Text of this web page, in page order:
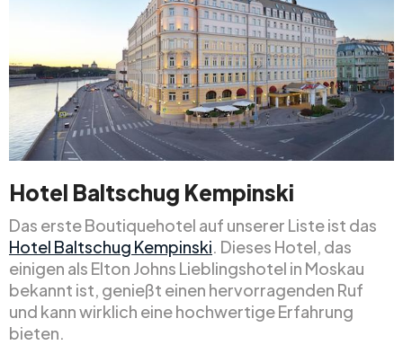
Hotel Baltschug Kempinski
Das erste Boutiquehotel auf unserer Liste ist das
Hotel Baltschug Kempinski. Dieses Hotel, das
einigen als Elton Johns Lieblingshotel in Moskau
bekannt ist, genießt einen hervorragenden Ruf
und kann wirklich eine hochwertige Erfahrung
bieten.